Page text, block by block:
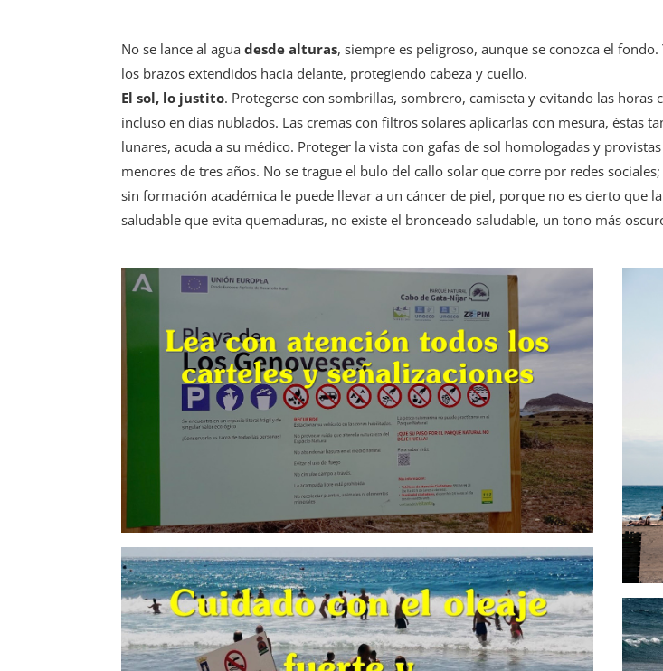
No se lance al agua desde alturas, siempre es peligroso, aunque se conozca el
los brazos extendidos hacia delante, protegiendo cabeza y cuello.
El sol, lo justito. Protegerse con sombrillas, sombrero, camiseta y evitando las
incluso en días nublados. Las cremas con filtros solares aplicarlas con mesura, éstas
lunares, acuda a su médico. Proteger la vista con gafas de sol homologadas y
menores de tres años. No se trague el bulo del callo solar que corre por redes
sin formación académica le puede llevar a un cáncer de piel, porque no es cierto que
saludable que evita quemaduras, no existe el bronceado saludable, un tono más